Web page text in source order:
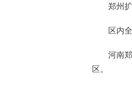
郑州扩
区内全
河南郑
区。